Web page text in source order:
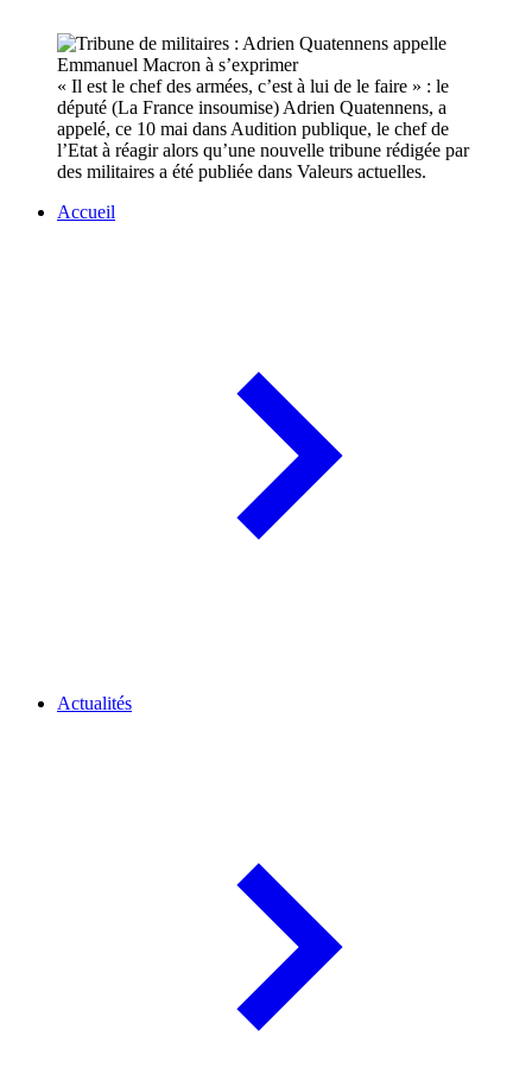
« Il est le chef des armées, c’est à lui de le faire » : le
député (La France insoumise) Adrien Quatennens, a
appelé, ce 10 mai dans Audition publique, le chef de
l’Etat à réagir alors qu’une nouvelle tribune rédigée par
des militaires a été publiée dans Valeurs actuelles.
Accueil
Actualités